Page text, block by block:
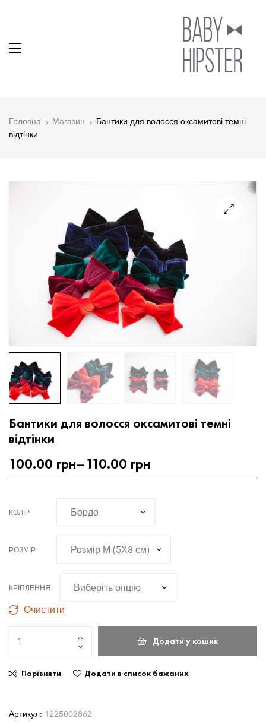
Головна Магазин
Бантики для волосся оксамитові темні
відтінки
Бантики для волосся оксамитові темні
відтінки
100.00 грн–110.00 грн
КОЛІР
РОЗМІР
КРІПЛЕННЯ
Очистити
Додати у кошик
Порівняти Додати в список бажаних
Артикул: 1225002862